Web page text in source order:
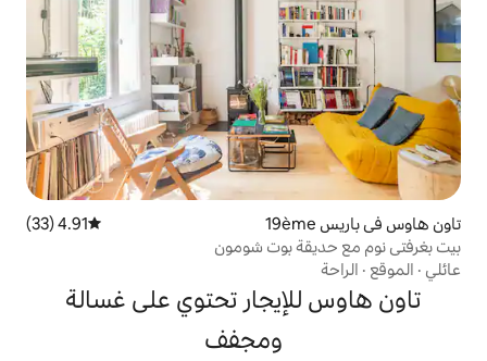
متوسط التقييم 4.91 من 5، 33 مراجعات
4.91 (33)
بوت شومون
تحتوي على غسالة